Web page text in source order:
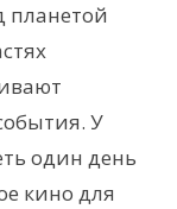
планетой
У
один день
кино для